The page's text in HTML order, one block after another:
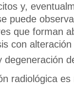
y,
puede
que forman
con
degeneración
radiológica